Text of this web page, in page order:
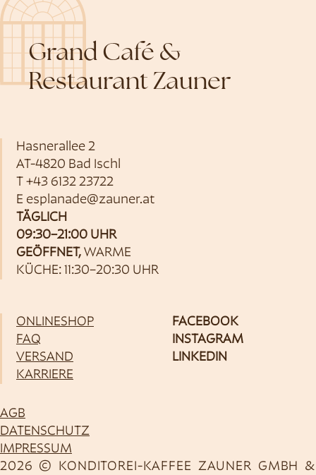
Grand Café &
Restaurant Zauner
Hasnerallee 2
AT-4820 Bad Ischl
T +43 6132 23722
E esplanade@zauner.at
TÄGLICH
09:30–21:00 UHR
GEÖFFNET, WARME
KÜCHE: 11:30–20:30 UHR
ONLINESHOP
FAQ
VERSAND
KARRIERE
FACEBOOK
INSTAGRAM
LINKEDIN
2026 © KONDITOREI-KAFFEE ZAUNER GMBH &
AGB
DATENSCHUTZ
IMPRESSUM